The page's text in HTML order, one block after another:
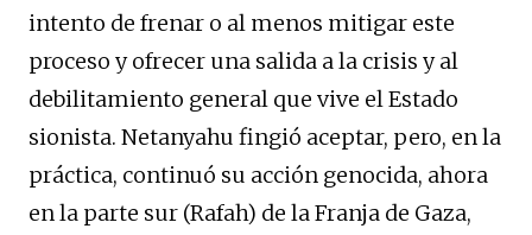
intento de frenar o al menos mitigar este
proceso y ofrecer una salida a la crisis y al
debilitamiento general que vive el Estado
sionista. Netanyahu fingió aceptar, pero, en la
práctica, continuó su acción genocida, ahora
en la parte sur (Rafah) de la Franja de Gaza,